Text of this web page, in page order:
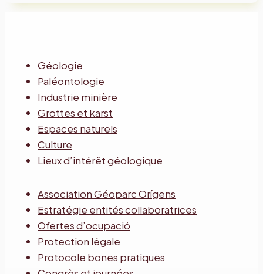
Géologie
Paléontologie
Industrie minière
Grottes et karst
Espaces naturels
Culture
Lieux d’intérêt géologique
Association Géoparc Orígens
Estratégie entités collaboratrices
Ofertes d’ocupació
Protection légale
Protocole bones pratiques